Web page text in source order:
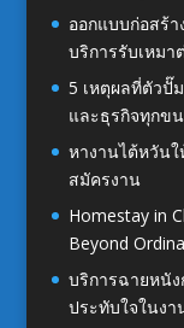
ออกแบบก่อสร้
บริการรับเหมา
5 เหตุผลที่ตัวปั๊
และธุรกิจทุกข
หางานไต้หวัน
สมัครงาน
Homestay in
Beyond
บริการฉายหนั
ประทับใจในง